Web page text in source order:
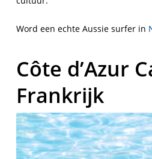
Word een echte Aussie surfer in
Côte d’Azur
Frankrijk